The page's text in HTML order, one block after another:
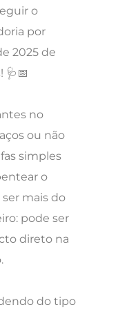
o
por
2025 de
🩺📅
no
ou não
simples
o
mais do
pode ser
direto na
do tipo